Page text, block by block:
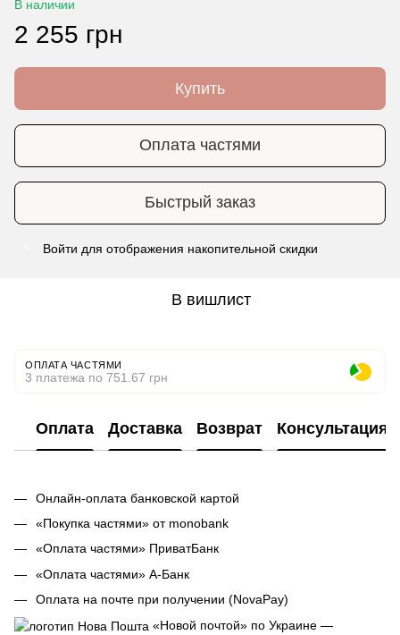
В наличии
2 255 грн
Купить
Оплата частями
Быстрый заказ
Войти для отображения накопительной скидки
В вишлист
ОПЛАТА ЧАСТЯМИ
3 платежа по 751.67 грн
Оплата Доставка Возврат Консультация
Онлайн-оплата банковской картой
«Покупка частями» от monobank
«Оплата частями» ПриватБанк
«Оплата частями» А-Банк
Оплата на почте при получении (NovaPay)
«Новой почтой» по Украине —